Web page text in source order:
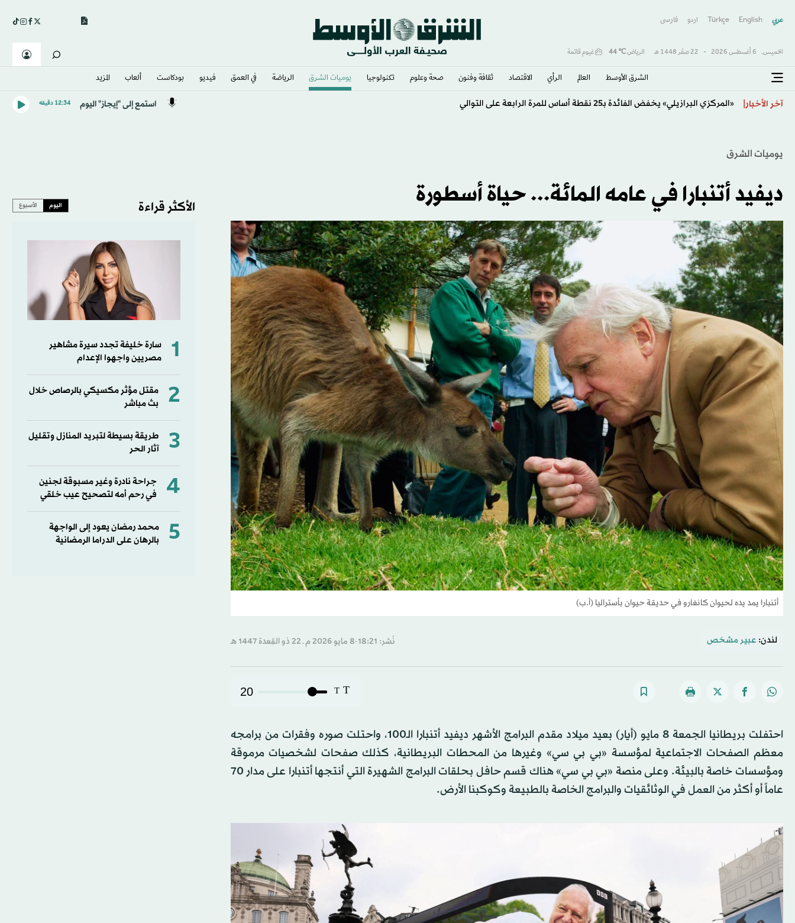
عربي English
Türkçe اردو فارسى
الخميس, 6 أغسطس 2026 - 22 صفَر 1448 هـ الرياض℃
44 غيوم قاتمة
الشرق الأوسط​ العالم الرأي الاقتصاد ثقافة وفنون صحة وعلوم تكنولوجيا يوميات الشرق​ الرياضة في العمق فيديو بودكاست ألعاب المزيد
آخر الأخبار «المركزي البرازيلي» يخفض الفائدة بـ25 نقطة أساس للمرة الرابعة على التوالي استمع إلى "إيجاز" اليوم 12:34 دقيقه
يوميات الشرق
ديفيد أتنبارا في عامه المائة... حياة أسطورة
أتنبارا يمد يده لحيوان كانغارو في حديقة حيوان بأستراليا (أ.ب)
لندن: عبير مشخص نُشر: 18:21-8 مايو 2026 م ـ 22 ذو القِعدة 1447 هـ
T
T
20
احتفلت بريطانيا الجمعة 8 مايو (أيار) بعيد ميلاد مقدم البرامج الأشهر ديفيد أتنبارا الـ100، واحتلت صوره وفقرات من برامجه
معظم الصفحات الاجتماعية لمؤسسة «بي بي سي» وغيرها من المحطات البريطانية، كذلك صفحات لشخصيات مرموقة
ومؤسسات خاصة بالبيئة. وعلى منصة «بي بي سي» هناك قسم حافل بحلقات البرامج الشهيرة التي أنتجها أتنبارا على مدار 70
عاماً أو أكثر من العمل في الوثائقيات والبرامج الخاصة بالطبيعة وكوكبنا الأرض.
الأكثر قراءة اليوم الأسبوع
1
سارة خليفة تجدد سيرة مشاهير
مصريين واجهوا الإعدام
2
مقتل مؤثر مكسيكي بالرصاص خلال
بث مباشر
3
طريقة بسيطة لتبريد المنازل وتقليل
آثار الحر
4
جراحة نادرة وغير مسبوقة لجنين
في رحم أمه لتصحيح عيب خلقي
5
محمد رمضان يعود إلى الواجهة
بالرهان على الدراما الرمضانية